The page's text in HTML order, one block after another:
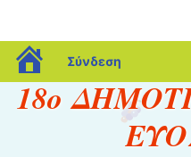
blogs.sch.gr
Σύνδεση
18ο